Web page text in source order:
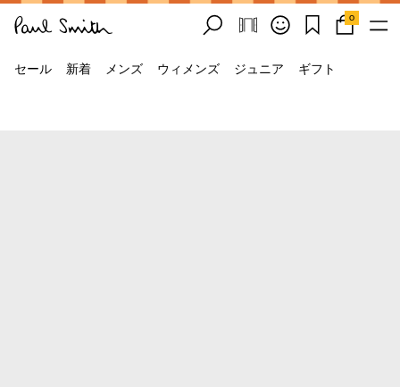
0
セール 新着 メンズ ウィメンズ ジュニア ギフト